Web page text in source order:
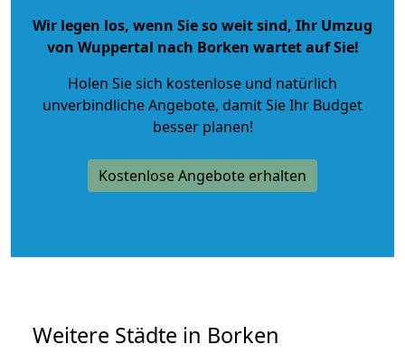
Wir legen los, wenn Sie so weit sind, Ihr Umzug
von Wuppertal nach Borken wartet auf Sie!
Holen Sie sich kostenlose und natürlich
unverbindliche Angebote, damit Sie Ihr Budget
besser planen!
Kostenlose Angebote erhalten
Weitere Städte in Borken